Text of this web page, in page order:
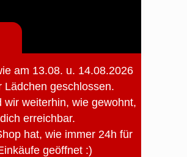
am 13.08. u. 14.08.2026
Lädchen geschlossen.
wir weiterhin, wie gewohnt,
erreichbar.
hat, wie immer 24h für
geöffnet :)